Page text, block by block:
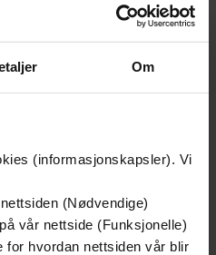
Om
(informasjonskapsler). Vi
(Nødvendige)
vår nettside (Funksjonelle)
for hvordan nettsiden vår blir